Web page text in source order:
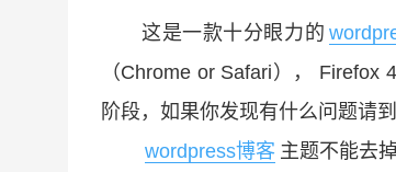
这是一款十分眼力的
（Chrome or Safari），
阶段，如果你发现有什么问题请
wordpress博客 主题不能去